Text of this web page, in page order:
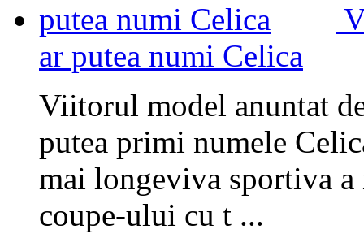
ar putea numi Celica
Viitorul model anuntat
putea primi numele
mai longeviva sportiva a
coupe-ului cu t ...